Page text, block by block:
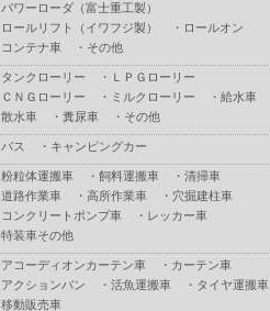
パワーローダ（富士重工製）
ロールリフト（イワフジ製） ・ ロールオン
コンテナ車 ・ その他
タンクローリー ・ ＬＰＧローリー
ＣＮＧローリー ・ ミルクローリー ・ 給水車
散水車 ・ 糞尿車 ・ その他
バス ・ キャンピングカー
粉粒体運搬車 ・ 飼料運搬車 ・ 清掃車
道路作業車 ・ 高所作業車 ・ 穴掘建柱車
コンクリートポンプ車 ・ レッカー車
特装車その他
アコーディオンカーテン車 ・ カーテン車
アクションバン ・ 活魚運搬車 ・ タイヤ運搬車
移動販売車